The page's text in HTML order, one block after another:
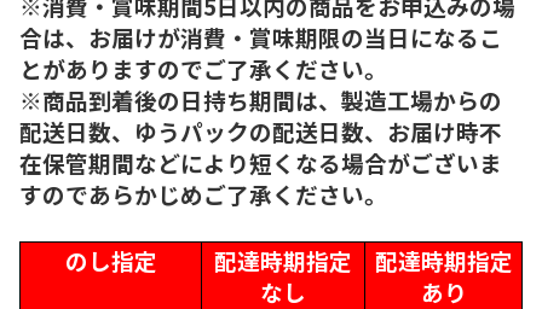
合は、お届けが消費・賞味期限の当日になるこ
とがありますのでご了承ください。
※商品到着後の日持ち期間は、製造工場からの
配送日数、ゆうパックの配送日数、お届け時不
在保管期間などにより短くなる場合がございま
すのであらかじめご了承ください。
のし指定
配達時期指定
なし
配達時期指定
あり